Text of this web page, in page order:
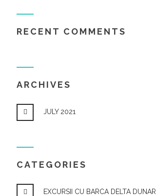
RECENT COMMENTS
ARCHIVES
JULY 2021
CATEGORIES
EXCURSII CU BARCA DELTA DUNARII